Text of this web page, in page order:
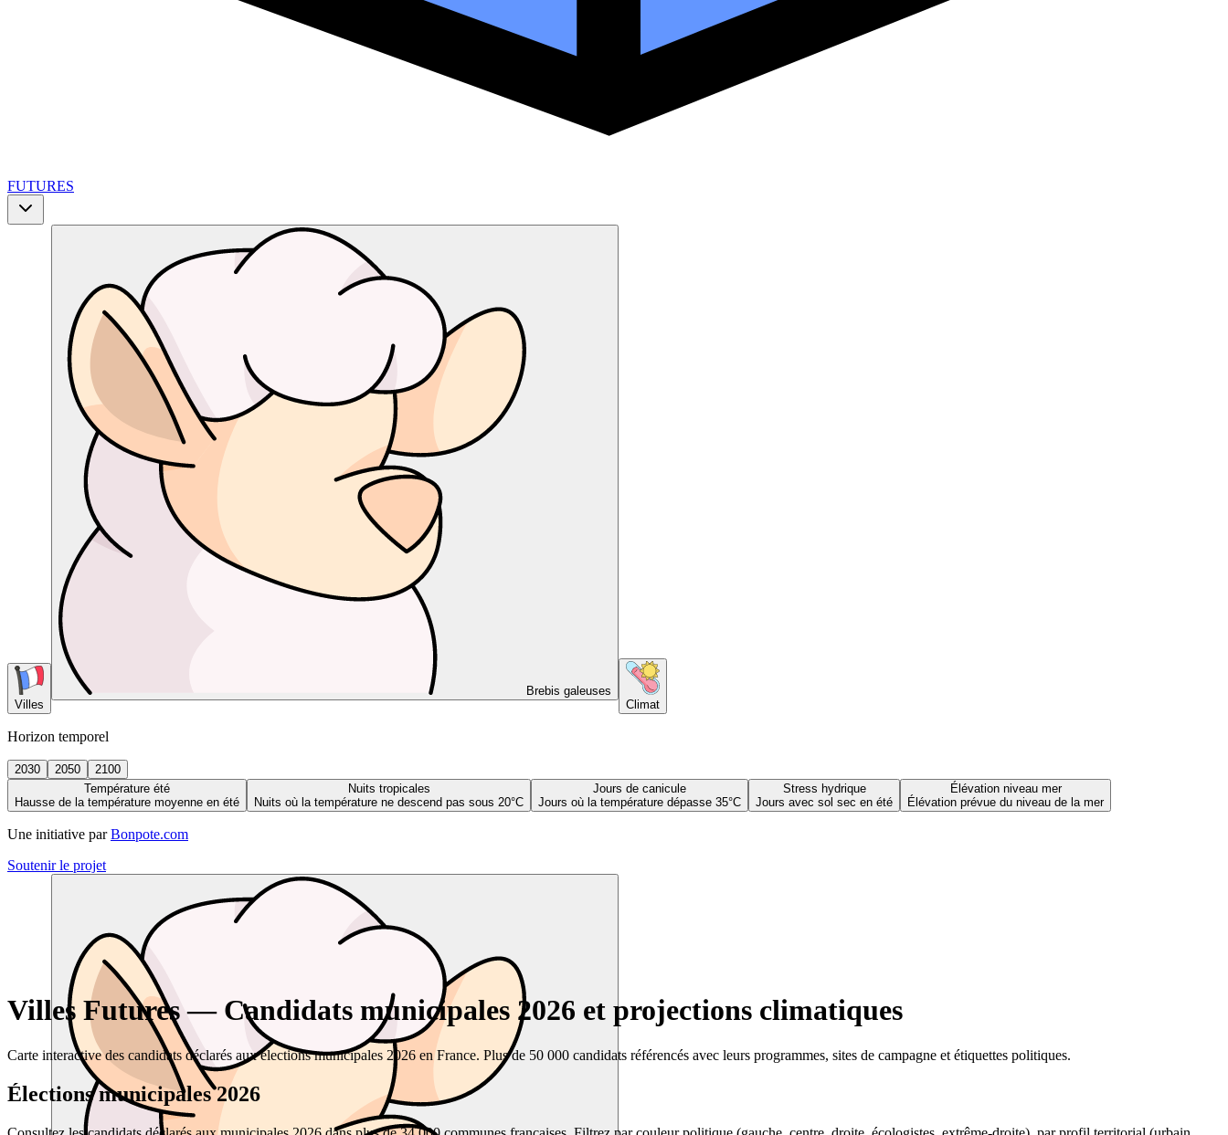
FUTURES
Villes
Brebis galeuses
Climat
Horizon temporel
2030 2050
2100
Température été
Hausse de la température moyenne en été
Nuits tropicales
Nuits où la température ne descend pas sous 20°C
Jours de canicule
Jours où la température dépasse 35°C
Stress hydrique
Jours avec sol sec en été
Élévation niveau mer
Élévation prévue du niveau de la mer
Une initiative par Bonpote.com
Soutenir le projet
Villes Futures — Candidats municipales 2026 et projections climatiques
Carte interactive des candidats déclarés aux élections municipales 2026 en France. Plus de 50 000 candidats référencés avec leurs programmes, sites de campagne et étiquettes politiques.
Élections municipales 2026